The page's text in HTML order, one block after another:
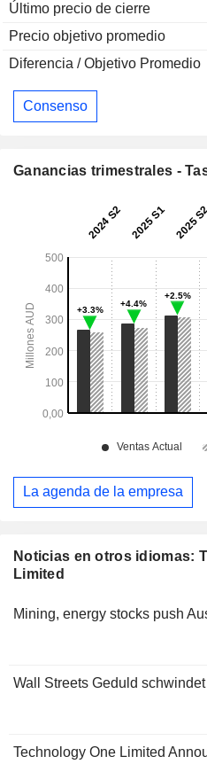
Noticias en otros idiomas:
Limited
Mining, energy stocks push
Wall Streets Geduld schwindet
Technology One Limited
Último precio de cierre
Precio objetivo promedio
Diferencia / Objetivo Promedio
Consenso
Ganancias trimestrales -
La agenda de la empresa